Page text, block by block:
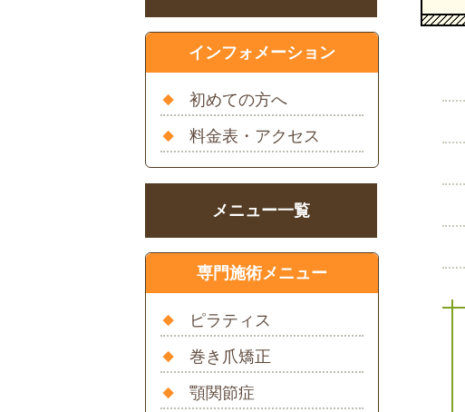
インフォメーション
初めての方へ
料金表・アクセス
メニュー一覧
専門施術メニュー
ピラティス
巻き爪矯正
顎関節症